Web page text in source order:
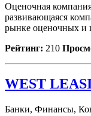
Оценочная
развивающаяся
рынке оценочных и
Рейтинг: 210
WEST
Банки, Финансы,